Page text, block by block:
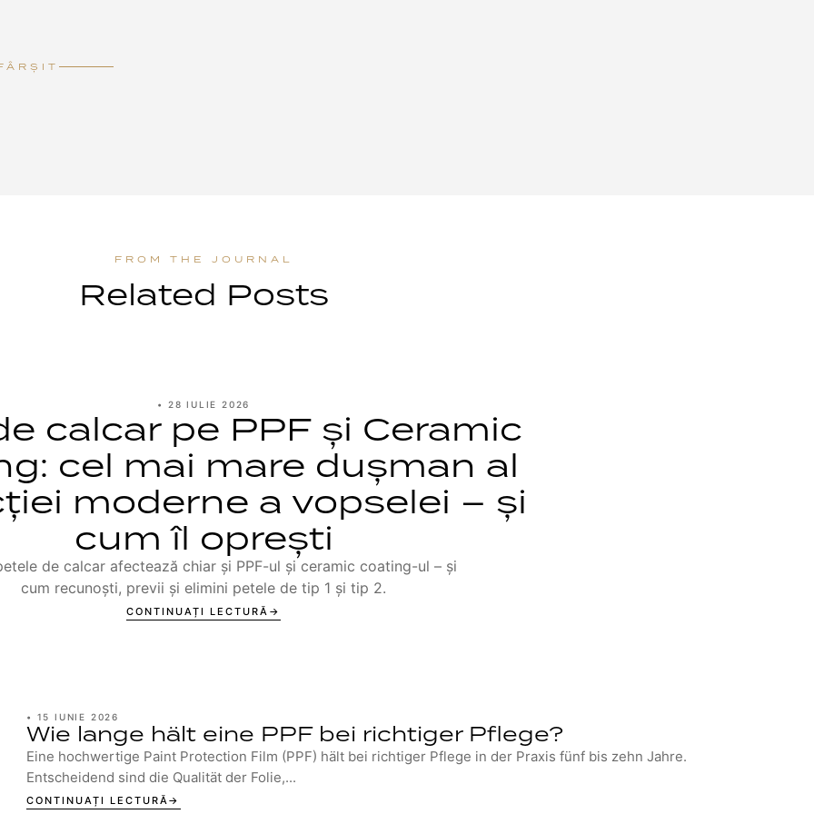
Related Posts
• 28 IULIE 2026
calcar pe PPF și Ceramic
cel mai mare dușman al
moderne a vopselei – și
cum îl oprești
de calcar afectează chiar și PPF-ul și ceramic coating-ul – și
cum recunoști, previi și elimini petele de tip 1 și tip 2.
CONTINUAȚI LECTURĂ
• 15 IUNIE 2026
Wie lange hält eine PPF bei richtiger Pflege?
Eine hochwertige Paint Protection Film (PPF) hält bei richtiger Pflege in der Praxis fünf bis zehn Jahre.
Entscheidend sind die Qualität der Folie,...
CONTINUAȚI LECTURĂ